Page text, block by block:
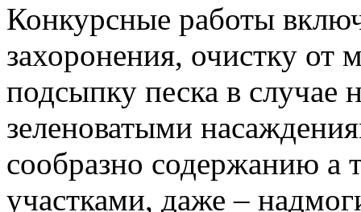
Конкурсные работы
захоронения, очистку от
подсыпку песка в случае
зеленоватыми
сообразно содержанию а
участками, даже –